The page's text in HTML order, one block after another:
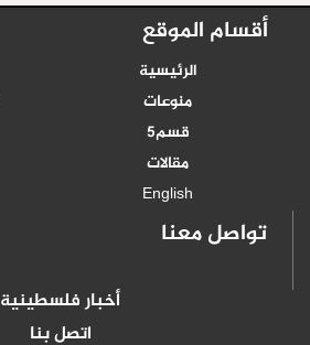
أقسام الموقع
الرئيسية
منوعات
قسم5
مقالات
English
تواصل معنا
أخبار فلسطينية
اتصل بنا